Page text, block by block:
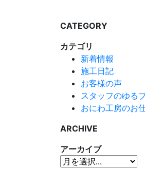
CATEGORY
カテゴリ
新着情報
施工日記
お客様の声
スタッフのゆる
おにわ工房のお
ARCHIVE
アーカイブ